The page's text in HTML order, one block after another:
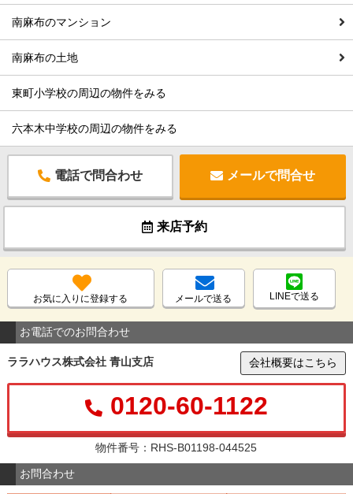
南麻布のマンション
南麻布の土地
東町小学校の周辺の物件をみる
六本木中学校の周辺の物件をみる
電話で問合わせ メールで問合せ
来店予約
お気に入りに登録する メールで送る LINEで送る
お電話でのお問合わせ
ララハウス株式会社 青山支店 会社概要はこちら
0120-60-1122
物件番号：RHS-B01198-044525
お問合わせ